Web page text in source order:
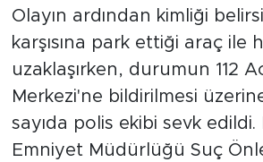
Olayın ardından kimliği
karşısına park ettiği araç ile
uzaklaşırken, durumun 112
Merkezi'ne bildirilmesi
sayıda polis ekibi sevk edildi.
Emniyet Müdürlüğü Suç